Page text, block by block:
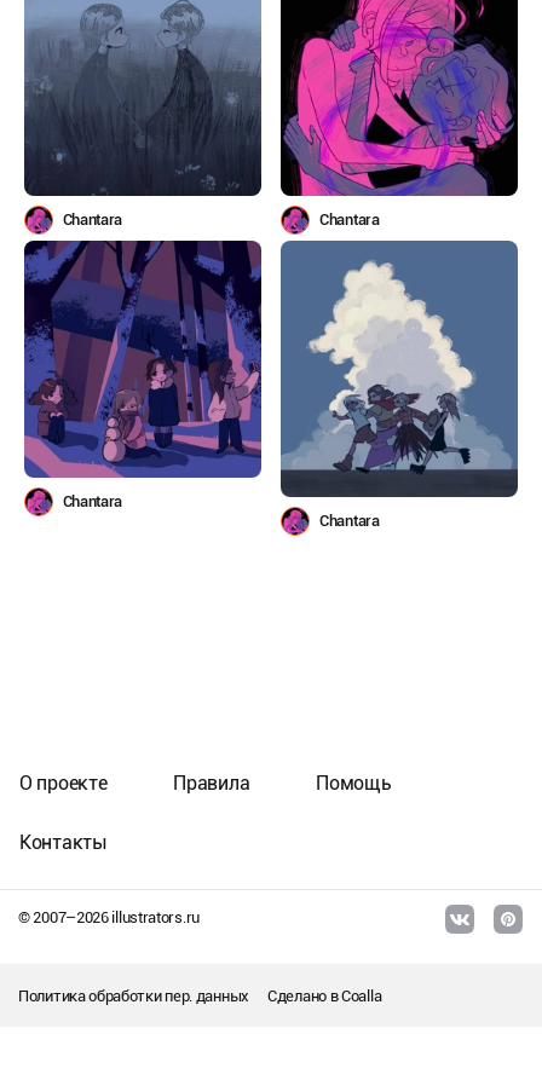
Chantara Chantara
Chantara
Chantara
© 2007–2026illustrators.ru
О проекте Правила Помощь
Контакты
Политика обработки пер. данных Сделано вCoalla